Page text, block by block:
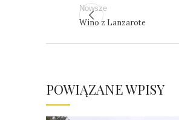
Nowsze
Wino z Lanzarote
POWIĄZANE WPISY